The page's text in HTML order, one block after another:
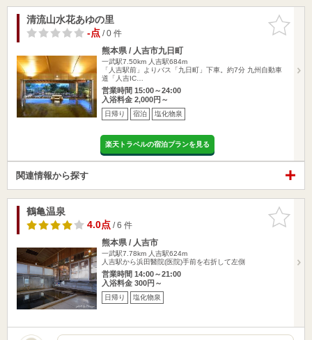
お気に入
りに追加
清流山水花あゆの里
-点/ 0 件
熊本県 / 人吉市九日町
一武駅7.50km 人吉駅684m
「人吉駅前」よりバス「九日町」下車。約7分 九州自動車
道「人吉IC…
営業時間 15:00～24:00
入浴料金 2,000円～
日帰り 宿泊 塩化物泉
楽天トラベルの宿泊プランを見る
関連情報から探す
お気に入
りに追加
鶴亀温泉
4.0点/ 6 件
熊本県 / 人吉市
一武駅7.78km 人吉駅624m
人吉駅から浜田醫院(医院)手前を右折して左側
営業時間 14:00～21:00
入浴料金 300円～
日帰り 塩化物泉